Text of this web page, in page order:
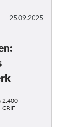
25.09.2025
2.400
CRIF